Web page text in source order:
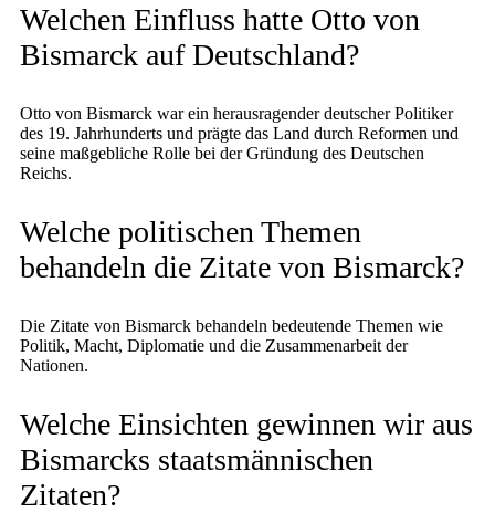
Welchen Einfluss hatte Otto von
Bismarck auf Deutschland?
Otto von Bismarck war ein herausragender deutscher Politiker
des 19. Jahrhunderts und prägte das Land durch Reformen und
seine maßgebliche Rolle bei der Gründung des Deutschen
Reichs.
Welche politischen Themen
behandeln die Zitate von Bismarck?
Die Zitate von Bismarck behandeln bedeutende Themen wie
Politik, Macht, Diplomatie und die Zusammenarbeit der
Nationen.
Welche Einsichten gewinnen wir aus
Bismarcks staatsmännischen
Zitaten?